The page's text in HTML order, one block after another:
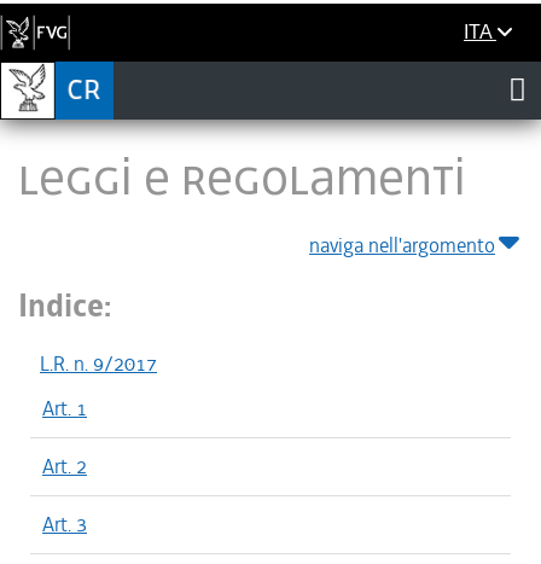
ITA
LEGGI E REGOLAMENTI
naviga nell'argomento
Indice:
L.R. n. 9/2017
Art. 1
Art. 2
Art. 3